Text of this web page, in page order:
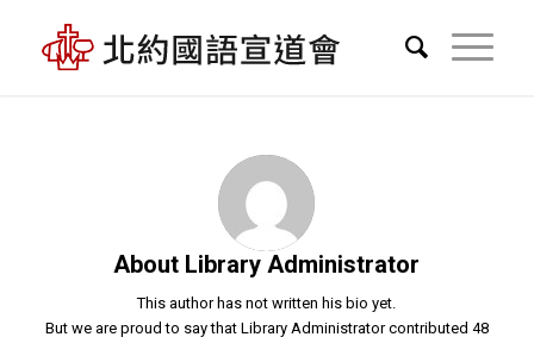
About Library Administrator
This author has not written his bio yet.
But we are proud to say that Library Administratorcontributed 48